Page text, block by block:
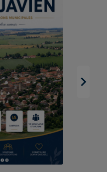
sur le site
et-marne